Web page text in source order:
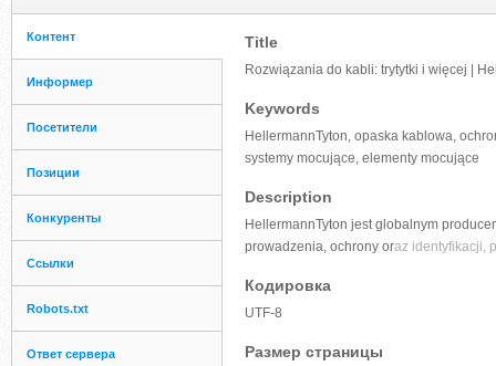
Контент
Информер
Посетители
Позиции
Конкуренты
Ссылки
Robots.txt
Ответ сервера
Title
Rozwiązania do kabli: trytytki i więcej |
Keywords
HellermannTyton, opaska kablowa,
systemy mocujące, elementy mocujące
Description
HellermannTyton jest globalnym
prowadzenia, ochrony oraz identyfikacji,
Кодировка
UTF-8
Размер страницы